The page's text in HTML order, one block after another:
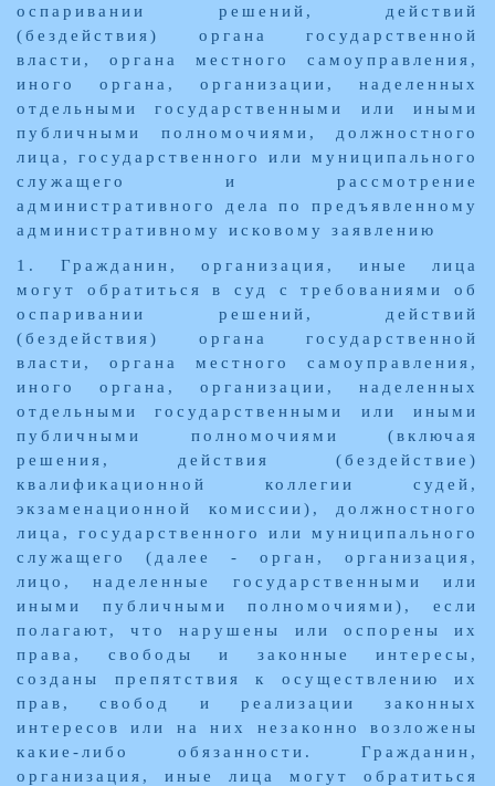
оспаривании решений, действий
(бездействия) органа государственной
власти, органа местного самоуправления,
иного органа, организации, наделенных
отдельными государственными или иными
публичными полномочиями, должностного
лица, государственного или муниципального
служащего и рассмотрение
административного дела по предъявленному
административному исковому заявлению
1. Гражданин, организация, иные лица
могут обратиться в суд с требованиями об
оспаривании решений, действий
(бездействия) органа государственной
власти, органа местного самоуправления,
иного органа, организации, наделенных
отдельными государственными или иными
публичными полномочиями (включая
решения, действия (бездействие)
квалификационной коллегии судей,
экзаменационной комиссии), должностного
лица, государственного или муниципального
служащего (далее - орган, организация,
лицо, наделенные государственными или
иными публичными полномочиями), если
полагают, что нарушены или оспорены их
права, свободы и законные интересы,
созданы препятствия к осуществлению их
прав, свобод и реализации законных
интересов или на них незаконно возложены
какие-либо обязанности. Гражданин,
организация, иные лица могут обратиться